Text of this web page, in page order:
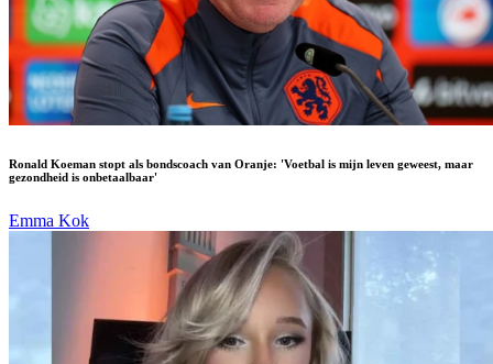
Ronald Koeman stopt als bondscoach van Oranje: 'Voetbal is mijn leven geweest, maar
gezondheid is onbetaalbaar'
Emma Kok